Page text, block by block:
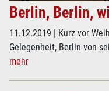
Berlin, Berlin,
11.12.2019 | Kurz vor
Gelegenheit, Berlin von
mehr